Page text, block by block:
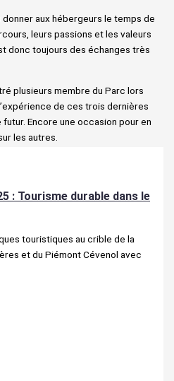
aux hébergeurs le temps de
leurs passions et les valeurs
donc toujours des échanges très
plusieurs membre du Parc lors
de ces trois dernières
Encore une occasion pour en
les autres.
: Tourisme durable dans le
touristiques au crible de la
et du Piémont Cévenol avec